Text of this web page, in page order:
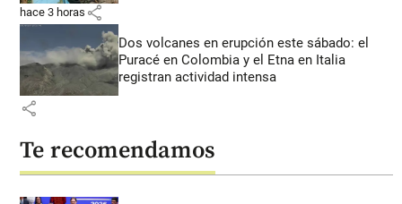
hace 3 horas share
Dos volcanes en erupción este sábado: el
Puracé en Colombia y el Etna en Italia
registran actividad intensa
share
Te recomendamos